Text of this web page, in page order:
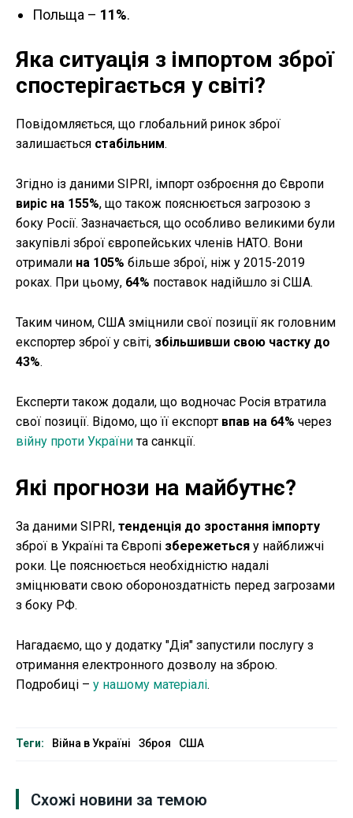
Польща – 11%.
Яка ситуація з імпортом зброї
спостерігається у світі?
Повідомляється, що глобальний ринок зброї
залишається стабільним.
Згідно із даними SIPRI, імпорт озброєння до Європи
виріс на 155%, що також пояснюється загрозою з
боку Росії. Зазначається, що особливо великими були
закупівлі зброї європейських членів НАТО. Вони
отримали на 105% більше зброї, ніж у 2015-2019
роках. При цьому, 64% поставок надійшло зі США.
Таким чином, США зміцнили свої позиції як головним
експортер зброї у світі, збільшивши свою частку до
43%.
Експерти також додали, що водночас Росія втратила
свої позиції. Відомо, що її експорт впав на 64% через
війну проти Українита санкції.
Які прогнози на майбутнє?
За даними SIPRI, тенденція до зростання імпорту
зброї в Україні та Європі збережеться у найближчі
роки. Це пояснюється необхідністю надалі
зміцнювати свою обороноздатність перед загрозами
з боку РФ.
Нагадаємо, що у додатку "Дія" запустили послугу з
отримання електронного дозволу на зброю.
Подробиці – у нашому матеріалі.
Теги: Війна в Україні Зброя США
Схожі новини за темою